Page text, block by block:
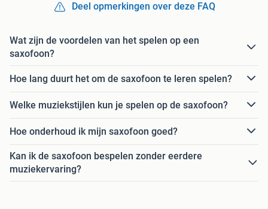
Deel opmerkingen over deze FAQ
Wat zijn de voordelen van het spelen op een
saxofoon?
Hoe lang duurt het om de saxofoon te leren spelen?
Welke muziekstijlen kun je spelen op de saxofoon?
Hoe onderhoud ik mijn saxofoon goed?
Kan ik de saxofoon bespelen zonder eerdere
muziekervaring?